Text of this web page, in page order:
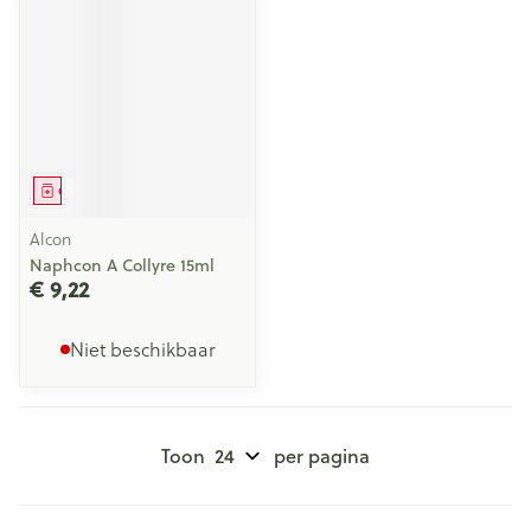
Geneesmiddel
Alcon
Naphcon A Collyre 15ml
€ 9,22
Niet beschikbaar
Toon per pagina